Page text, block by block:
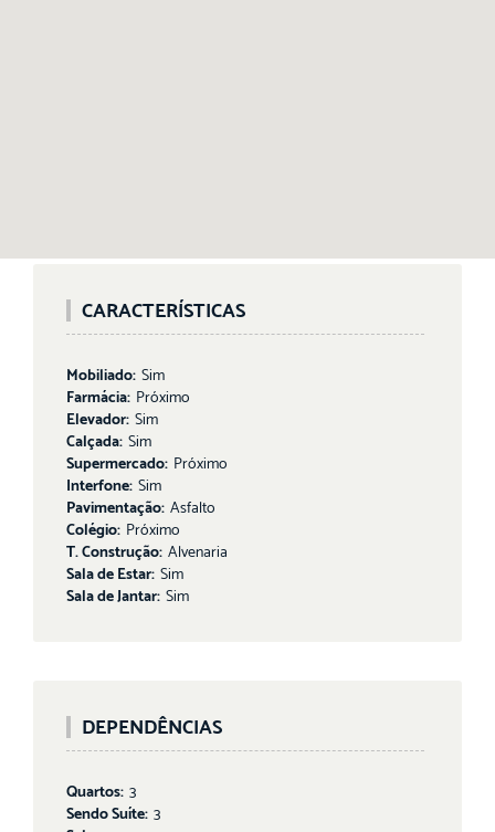
CARACTERÍSTICAS
Mobiliado: Sim
Farmácia: Próximo
Elevador: Sim
Calçada: Sim
Supermercado: Próximo
Interfone: Sim
Pavimentação: Asfalto
Colégio: Próximo
T. Construção: Alvenaria
Sala de Estar: Sim
Sala de Jantar: Sim
DEPENDÊNCIAS
Quartos: 3
Sendo Suíte: 3